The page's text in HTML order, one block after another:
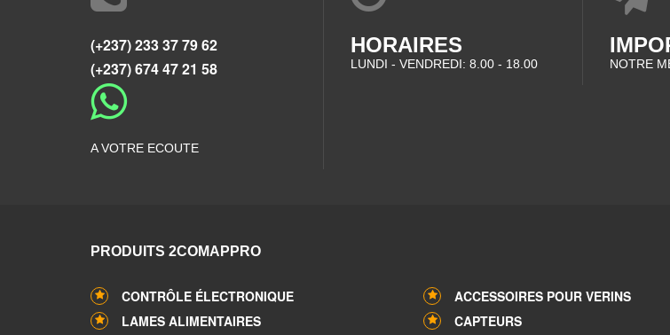
(+237) 233 37 79 62
(+237) 674 47 21 58
A VOTRE ECOUTE
HORAIRES
LUNDI - VENDREDI: 8.00 - 18.00 NOTRE
PRODUITS 2COMAPPRO
CONTRÔLE ÉLECTRONIQUE
ACCESSOIRES POUR VERINS
LAMES ALIMENTAIRES
CAPTEURS